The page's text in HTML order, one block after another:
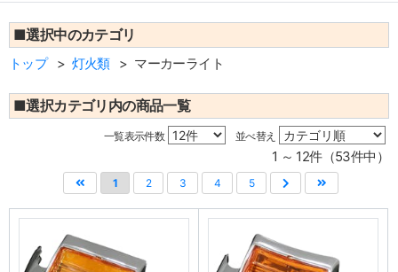
■選択中のカテゴリ
トップ 灯火類 マーカーライト
■選択カテゴリ内の商品一覧
一覧表示件数 並べ替え
1 ～ 12件（53件中）
1 2 3 4 5